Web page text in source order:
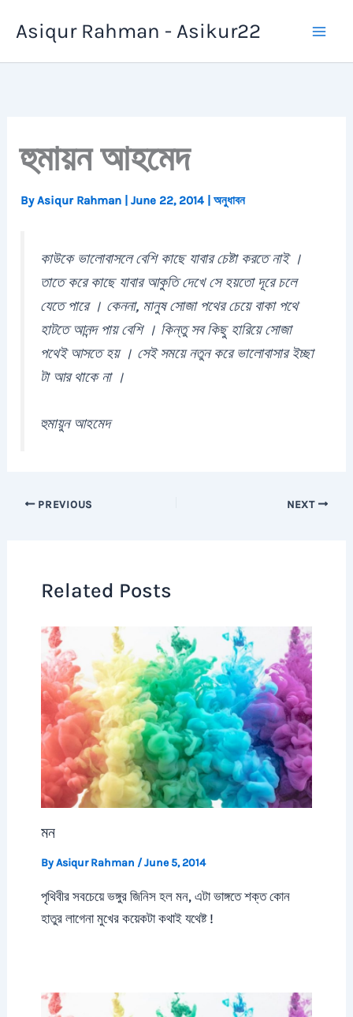
Asiqur Rahman - Asikur22
হুমায়ন আহমেদ
ByAsiqur Rahman |June 22, 2014 |অনুধাবন
কাউকে ভালোবাসলে বেশি কাছে যাবার চেষ্টা করতে নাই ।
তাতে করে কাছে যাবার আকুতি দেখে সে হয়তো দূরে চলে
যেতে পারে । কেননা, মানুষ সোজা পথের চেয়ে বাকা পথে
হাটতে আনন্দ পায় বেশি । কিন্তু সব কিছু হারিয়ে সোজা
পথেই আসতে হয় । সেই সময়ে নতুন করে ভালোবাসার ইচ্ছা
টা আর থাকে না ।
হুমায়ুন আহমেদ
PREVIOUS NEXT
Related Posts
মন
ByAsiqur Rahman /June 5, 2014
পৃথিবীর সবচেয়ে ভঙ্গুর জিনিস হল মন, এটা ভাঙ্গতে শক্ত কোন
হাতুর লাগেনা মুখের কয়েকটা কথাই যথেষ্ট !